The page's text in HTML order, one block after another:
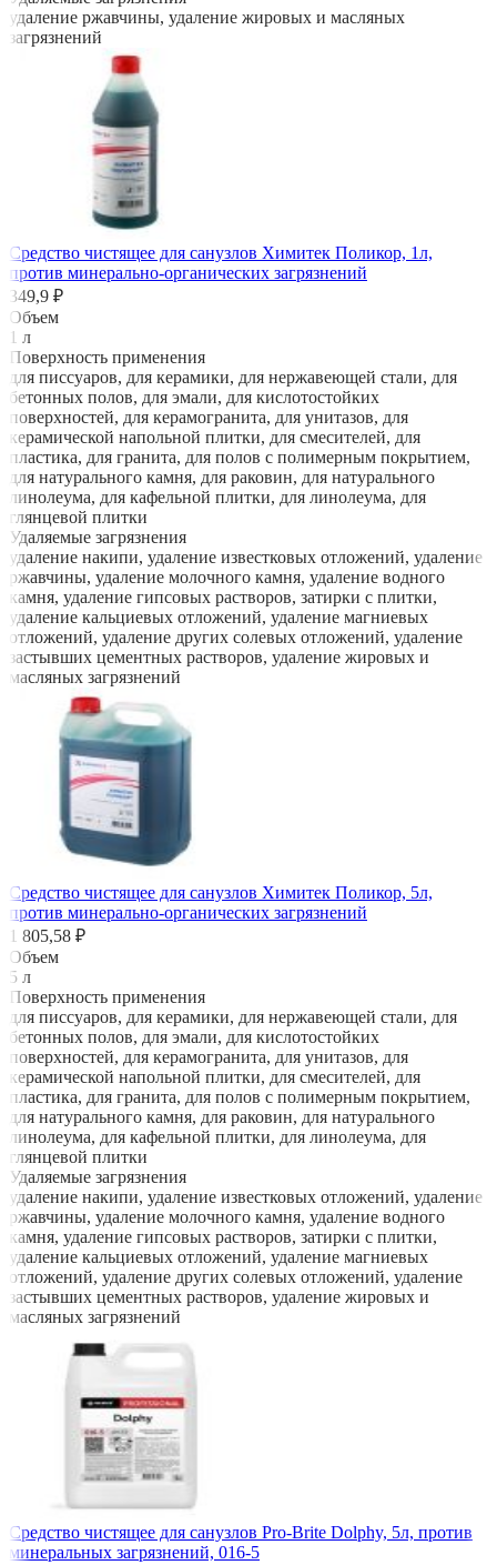
удаление ржавчины, удаление жировых и масляных
загрязнений
Средство чистящее для санузлов Химитек Поликор, 1л,
против минерально-органических загрязнений
349,9 ₽
Объем
1 л
Поверхность применения
для писсуаров, для керамики, для нержавеющей стали, для
бетонных полов, для эмали, для кислотостойких
поверхностей, для керамогранита, для унитазов, для
керамической напольной плитки, для смесителей, для
пластика, для гранита, для полов с полимерным покрытием,
для натурального камня, для раковин, для натурального
линолеума, для кафельной плитки, для линолеума, для
глянцевой плитки
Удаляемые загрязнения
удаление накипи, удаление известковых отложений, удаление
ржавчины, удаление молочного камня, удаление водного
камня, удаление гипсовых растворов, затирки с плитки,
удаление кальциевых отложений, удаление магниевых
отложений, удаление других солевых отложений, удаление
застывших цементных растворов, удаление жировых и
масляных загрязнений
Средство чистящее для санузлов Химитек Поликор, 5л,
против минерально-органических загрязнений
1 805,58 ₽
Объем
5 л
Поверхность применения
для писсуаров, для керамики, для нержавеющей стали, для
бетонных полов, для эмали, для кислотостойких
поверхностей, для керамогранита, для унитазов, для
керамической напольной плитки, для смесителей, для
пластика, для гранита, для полов с полимерным покрытием,
для натурального камня, для раковин, для натурального
линолеума, для кафельной плитки, для линолеума, для
глянцевой плитки
Удаляемые загрязнения
удаление накипи, удаление известковых отложений, удаление
ржавчины, удаление молочного камня, удаление водного
камня, удаление гипсовых растворов, затирки с плитки,
удаление кальциевых отложений, удаление магниевых
отложений, удаление других солевых отложений, удаление
застывших цементных растворов, удаление жировых и
масляных загрязнений
Средство чистящее для санузлов Pro-Brite Dolphy, 5л, против
минеральных загрязнений, 016-5